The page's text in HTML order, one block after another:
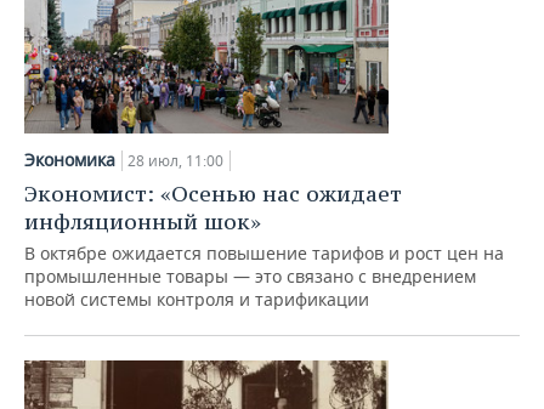
Экономика 28 июл, 11:00
Экономист: «Осенью нас ожидает
инфляционный шок»
В октябре ожидается повышение тарифов и рост цен на
промышленные товары — это связано с внедрением
новой системы контроля и тарификации